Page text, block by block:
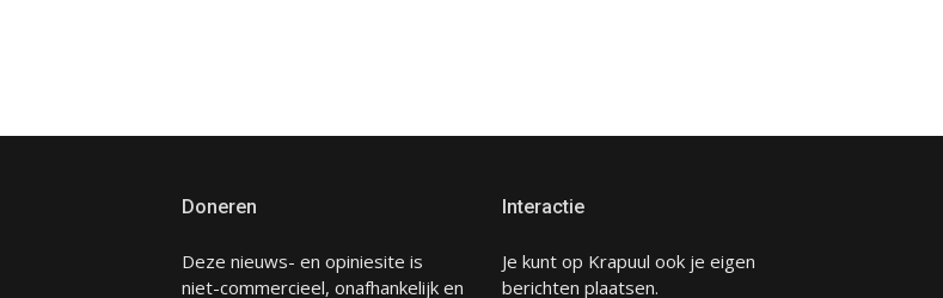
Doneren
Deze nieuws- en opiniesite is
niet-commercieel, onafhankelijk en
Interactie
Je kunt op Krapuul ook je eigen
berichten plaatsen.